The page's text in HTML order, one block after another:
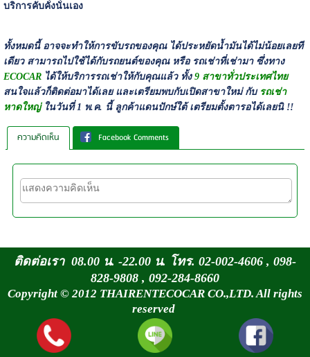
บริการคับคั่งนั่นเอง
ทั้งหมดนี้ อาจจะทำให้การขับรถของคุณ ได้ประหยัดน้ำมันได้ไม่น้อยเลยที
เดียว สามารถไปใช้ได้กับรถยนต์ของคุณ หรือ รถเช่าที่เช่ามา ซึ่งทาง
ECOCARได้ให้บริการรถเช่าให้กับคุณแล้ว ทั้ง 9 สาขาทั่วประเทศไทย
สนใจแล้วก็ติดต่อมาได้เลย และเตรียมพบกับเปิดสาขาใหม่ กับ รถเช่า
หาดใหญ่ในวันที่ 1 พ.ค. นี้ ลูกค้าแดนปักษ์ใต้ เตรียมตั้งตารอได้เลยนิ !!
ความคิดเห็น Facebook Comments
ติดต่อเรา 08.00 น. -22.00 น. โทร. 02-002-4606 , 098-
828-9808 , 092-284-8660
Copyright © 2012 THAIRENTECOCAR CO.,LTD. All rights
reserved